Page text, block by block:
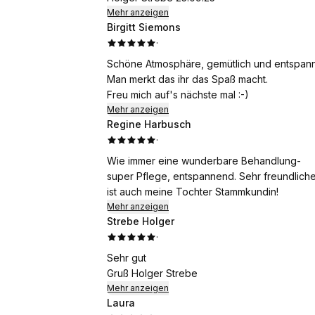
Mehr anzeigen
Birgitt Siemons
·
Schöne Atmosphäre, gemütlich und
Man merkt das ihr das Spaß macht.
Freu mich auf's nächste mal :-)
Mehr anzeigen
Regine Harbusch
·
Wie immer eine wunderbare Behandlung-
super Pflege, entspannend. Sehr freundliche Atmospäre, ich komme schon seit Jahrzehnten, inzwischen
ist auch meine Tochter Stammkundin!
Mehr anzeigen
Strebe Holger
·
Sehr gut
Gruß Holger Strebe
Mehr anzeigen
Laura